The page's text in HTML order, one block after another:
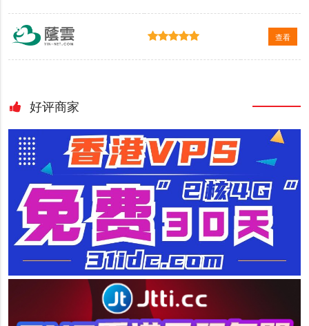
查看
好评商家